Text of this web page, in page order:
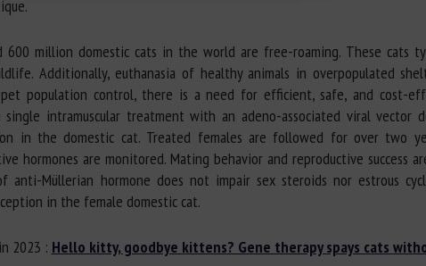
million domestic cats in the world are free-roaming. These cats
Additionally, euthanasia of healthy animals in overpopulated
population control, there is a need for efficient, safe, and cost-
intramuscular treatment with an adeno-associated viral vector
in the domestic cat. Treated females are followed for over two
hormones are monitored. Mating behavior and reproductive success
Müllerian hormone does not impair sex steroids nor estrous
in the female domestic cat.
2023 : Hello kitty, goodbye kittens? Gene therapy spays cats